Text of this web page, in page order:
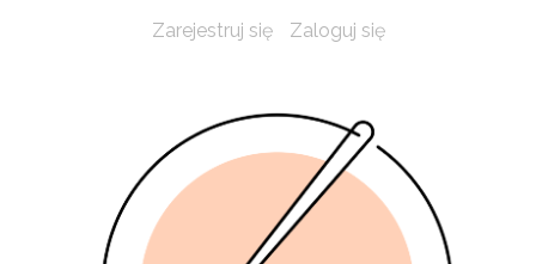
Zarejestruj się Zaloguj się